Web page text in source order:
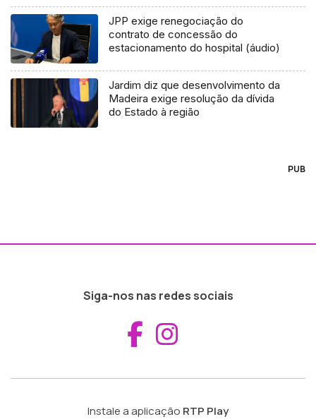
JPP exige renegociação do
contrato de concessão do
estacionamento do hospital (áudio)
Jardim diz que desenvolvimento da
Madeira exige resolução da dívida
do Estado à região
PUB
Siga-nos nas redes sociais
Aceder ao
Instale a aplicação RTP Play